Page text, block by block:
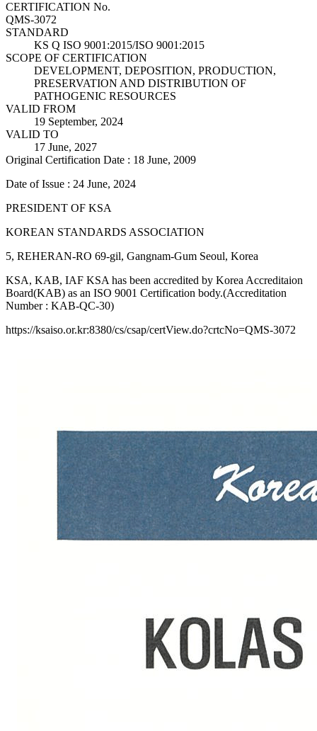
CERTIFICATION No.
QMS-3072
STANDARD
KS Q ISO 9001:2015/ISO 9001:2015
SCOPE OF CERTIFICATION
DEVELOPMENT, DEPOSITION, PRODUCTION,
PRESERVATION AND DISTRIBUTION OF
PATHOGENIC RESOURCES
VALID FROM
19 September, 2024
VALID TO
17 June, 2027
Original Certification Date : 18 June, 2009
Date of Issue : 24 June, 2024
PRESIDENT OF KSA
KOREAN STANDARDS ASSOCIATION
5, REHERAN-RO 69-gil, Gangnam-Gum Seoul, Korea
KSA, KAB, IAF KSA has been accredited by Korea Accreditaion
Board(KAB) as an ISO 9001 Certification body.(Accreditation
Number : KAB-QC-30)
https://ksaiso.or.kr:8380/cs/csap/certView.do?crtcNo=QMS-3072